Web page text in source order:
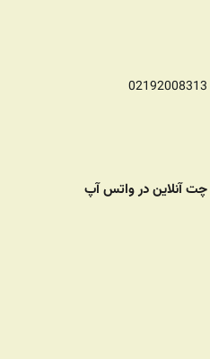
چت آنلاین در واتس آپ